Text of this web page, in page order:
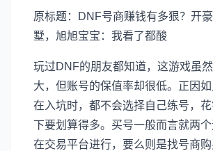
原标题：DNF号商赚钱有多狠？开
墅，旭旭宝宝：我看了都酸
玩过DNF的朋友都知道，这游戏虽
大，但账号的保值率却很低。正因
在入坑时，都不会选择自己练号，
下要划算得多。买号一般而言就两
在交易平台进行，要么则是找号商